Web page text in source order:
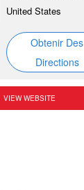
United States
Obtenir Des
Directions
VIEW WEBSITE